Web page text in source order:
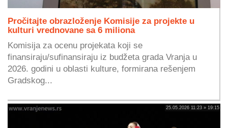
Pročitajte obrazloženje Komisije za projekte u
kulturi vrednovane sa 6 miliona
Komisija za ocenu projekata koji se
finansiraju/sufinansiraju iz budžeta grada Vranja u
2026. godini u oblasti kulture, formirana rešenjem
Gradskog...
25.05.2026 11:23 » 19:15